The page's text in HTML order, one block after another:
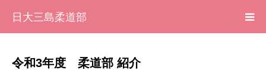
日大三島柔道部
令和3年度 柔道部 紹介